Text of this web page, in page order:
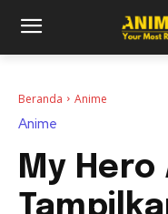
Beranda Anime
Anime
My Hero